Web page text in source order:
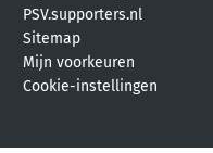
PSV.supporters.nl
Sitemap
Mijn voorkeuren
Cookie-instellingen